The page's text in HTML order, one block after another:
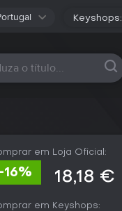
Keyshops:
plataformas
em Loja Oficial:
16% 18,18 €
em Keyshops: